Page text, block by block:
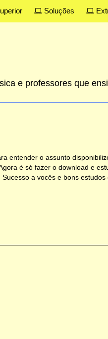
Soluções
e professores que
entender o assunto
é só fazer o download e
a vocês e bons estudos